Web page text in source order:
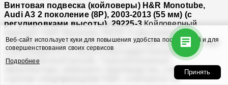
Винтовая подвеска (койловеры) H&R Monotube,
Audi A3 2 поколение (8P), 2003-2013 (55 мм) (с
регулировками высоты), 29225-3 Койловерный
комплект H&R Monotube 29225-3 обеспечивает
спортивные характеристики без потери комфорта езды
и регулируется по высоте благодаря внешней
регулировочной резьбе. Газонаполненные
амортизаторы немецкого производства, созданные по
строгим спецификациям H&R, сочетаются со
Веб-сайт использует куки для повышения удобства посетителей и для
совершенствования своих сервисов
Подробнее
Принять